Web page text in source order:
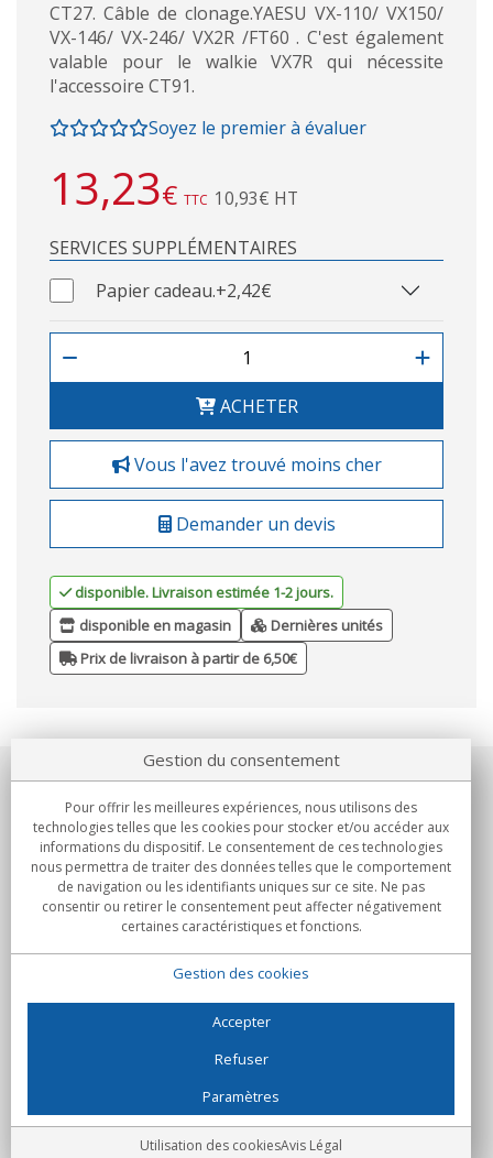
CT27. Câble de clonage.YAESU VX-110/ VX150/
VX-146/ VX-246/ VX2R /FT60 . C'est également
valable pour le walkie VX7R qui nécessite
l'accessoire CT91.
Soyez le premier à évaluer
13,23€ TTC 10,93€ HT
SERVICES SUPPLÉMENTAIRES
Papier cadeau.+2,42€
ACHETER
Vous l'avez trouvé moins cher
Demander un devis
disponible. Livraison estimée 1-2 jours.
disponible en magasin
Dernières unités
Prix de livraison à partir de 6,50€
Notre société
Engagements
Achats
C/Flassaders, 13, Nave 6, 08130 Santa Perpètua de Mogoda
(Barcelone) - Espagne
Folie Numérique - Tous droits réservés
Gestion du consentement
Pour offrir les meilleures expériences, nous utilisons des
technologies telles que les cookies pour stocker et/ou accéder aux
informations du dispositif. Le consentement de ces technologies
nous permettra de traiter des données telles que le comportement
de navigation ou les identifiants uniques sur ce site. Ne pas
consentir ou retirer le consentement peut affecter négativement
certaines caractéristiques et fonctions.
Gestion des cookies
Accepter
Refuser
Paramètres
Utilisation des cookiesAvis Légal